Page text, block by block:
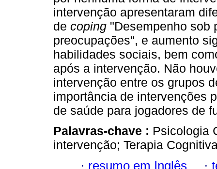
intervenção apresentaram
de coping "Desempenho sob
preocupações", e aumento
habilidades sociais, bem
após a intervenção. Não
intervenção entre os grupos
importância de intervenções
de saúde para jogadores de
Palavras-chave : Psicologia
intervenção; Terapia
· resumo em Inglês ·